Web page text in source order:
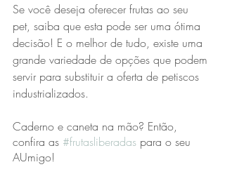
Se você deseja oferecer frutas ao seu
pet, saiba que esta pode ser uma ótima
decisão! E o melhor de tudo, existe uma
grande variedade de opções que podem
servir para substituir a oferta de petiscos
industrializados.
Caderno e caneta na mão? Então,
confira as #frutasliberadas para o seu
AUmigo!